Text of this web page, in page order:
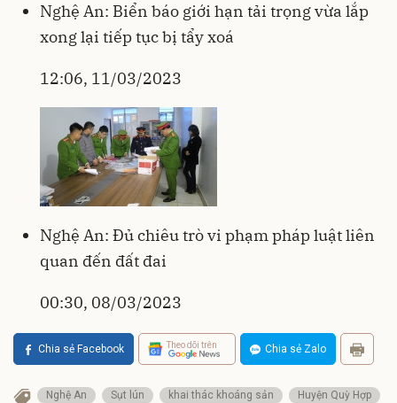
Nghệ An: Biển báo giới hạn tải trọng vừa lắp
xong lại tiếp tục bị tẩy xoá
12:06, 11/03/2023
Nghệ An: Đủ chiêu trò vi phạm pháp luật liên
quan đến đất đai
00:30, 08/03/2023
Chia sẻ Facebook Theo dõi trên Chia sẻ Zalo
Nghệ An Sụt lún khai thác khoáng sản Huyện Quỳ Hợp